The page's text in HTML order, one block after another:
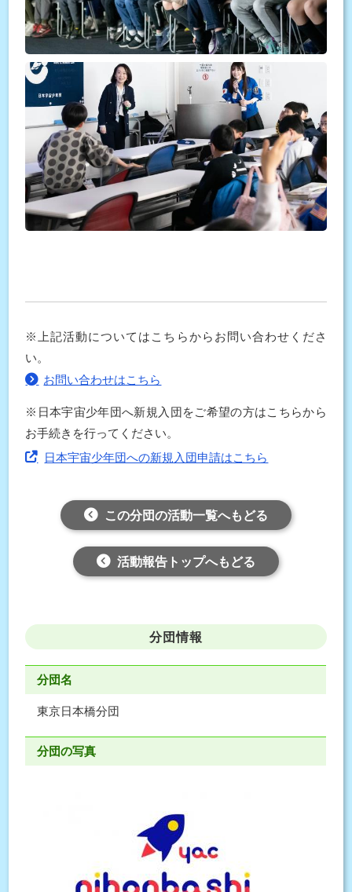
※上記活動についてはこちらからお問い合わせくださ
い。
お問い合わせはこちら
※日本宇宙少年団へ新規入団をご希望の方はこちらから
お手続きを行ってください。
日本宇宙少年団への新規入団申請はこちら
この分団の活動一覧へもどる
活動報告トップへもどる
分団情報
分団名
東京日本橋分団
分団の写真